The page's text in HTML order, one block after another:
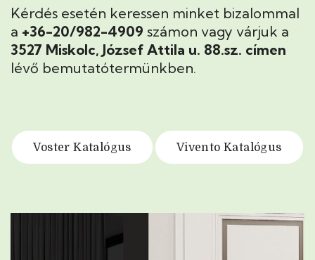
Kérdés esetén keressen minket bizalommal
a +36-20/982-4909 számon vagy várjuk a
3527 Miskolc, József Attila u. 88.sz. címen
lévő bemutatótermünkben.
Voster Katalógus Vivento Katalógus